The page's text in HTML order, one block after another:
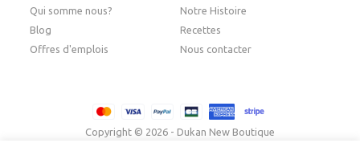
Qui somme nous?
Notre Histoire
Blog
Recettes
Offres d'emplois
Nous contacter
Copyright © 2026 - Dukan New Boutique